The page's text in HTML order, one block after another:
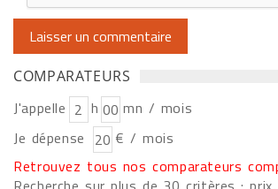
COMPARATEURS
J'appelle h
mn / mois
Je dépense
€ / mois
Retrouvez tous nos comparateurs